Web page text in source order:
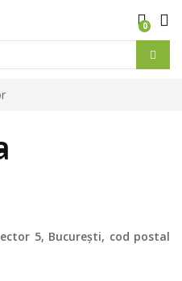
0
5, București, cod postal